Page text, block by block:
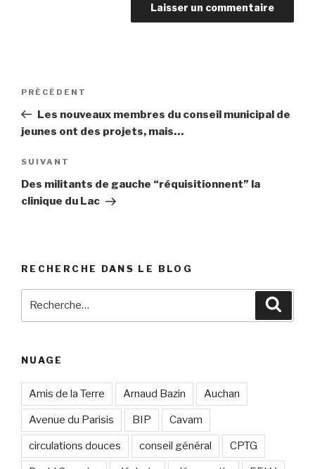
Navigation
l’article
Article
précédent
PRÉCÉDENT
Les nouveaux membres du conseil municipal de
jeunes ont des projets, mais…
Article
suivant
SUIVANT
Des militants de gauche “réquisitionnent” la
clinique du Lac
RECHERCHE DANS LE BLOG
NUAGE
Amis de la Terre Arnaud Bazin Auchan
Avenue du Parisis BIP Cavam
circulations douces conseil général CPTG